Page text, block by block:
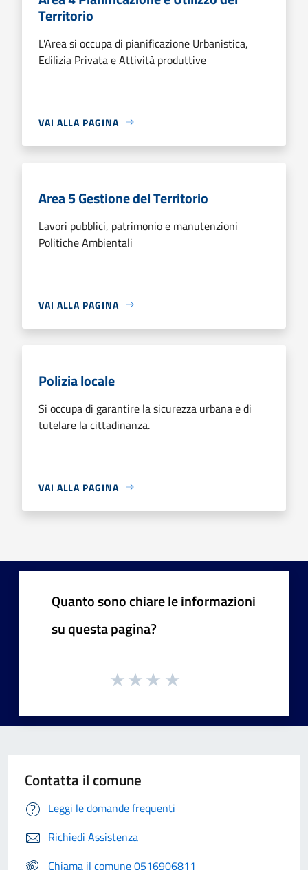
Territorio
L'Area si occupa di pianificazione Urbanistica,
Edilizia Privata e Attività produttive
VAI ALLA PAGINA
Area 5 Gestione del Territorio
Lavori pubblici, patrimonio e manutenzioni
Politiche Ambientali
VAI ALLA PAGINA
Polizia locale
Si occupa di garantire la sicurezza urbana e di
tutelare la cittadinanza.
VAI ALLA PAGINA
Quanto sono chiare le informazioni
su questa pagina?
Contatta il comune
Leggi le domande frequenti
Richiedi Assistenza
Chiama il comune 0516906811